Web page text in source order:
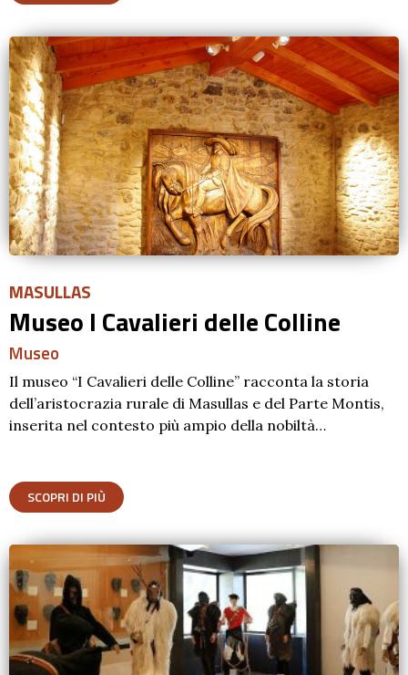
MASULLAS
Museo I Cavalieri delle Colline
Museo
Il museo “I Cavalieri delle Colline” racconta la storia
dell’aristocrazia rurale di Masullas e del Parte Montis,
inserita nel contesto più ampio della nobiltà…
SCOPRI DI PIÙ